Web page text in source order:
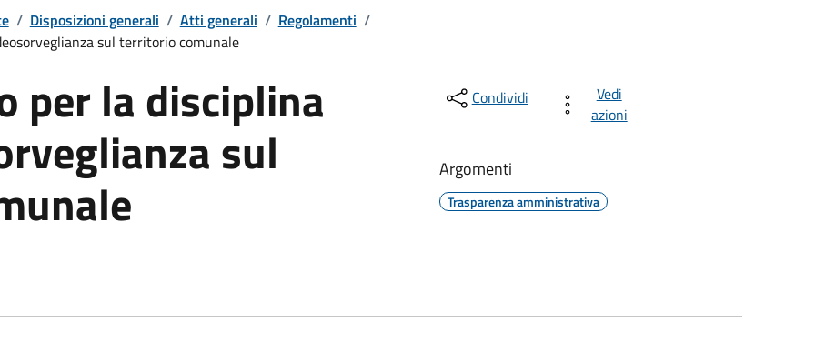
/ Disposizioni generali / Atti generali / Regolamenti /
sul territorio comunale
per la disciplina
sul
Condividi
Vedi
azioni
Argomenti
Trasparenza amministrativa